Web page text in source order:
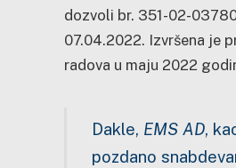
dozvoli br. 351-02-
07.04.2022. Izvršena je
radova u maju 2022
Dakle, EMS AD,
pozdano